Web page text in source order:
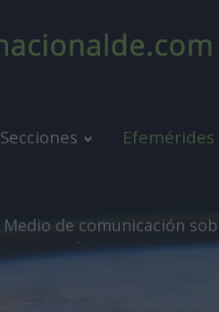
Secciones Efemérides
Medio de comunicación